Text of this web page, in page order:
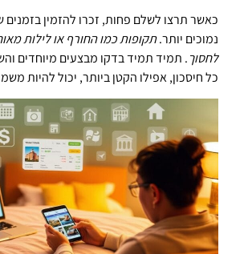
כאשר תרצו לשלם פחות, זכרו להזמין
נמוכים יותר.תקופות כמו החורף או לילות
לחסוך. תמיד תמיד בדקו מבצעים מיוחדים
כל חיסכון, אפילו הקטן ביותר, יכול להיות